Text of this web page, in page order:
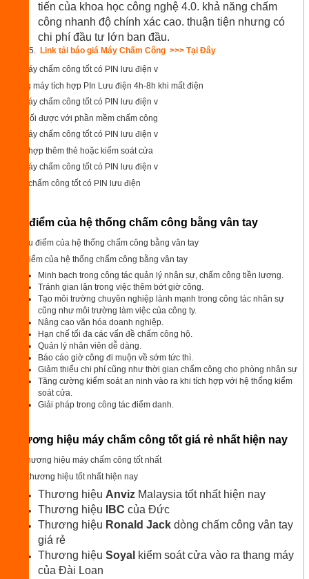
tiến của khoa học công nghệ 4.0. khả năng chấm
công nhanh độ chính xác cao. thuận tiện nhưng có
chi phí đầu tư lớn ban đầu.
Link tải báo giá Máy Chấm Công >>> Tại Đây
Dòng máy tích hợp PIn Lưu điện 4h-8h khi mất điện
Kết nối được với phần mềm chấm công
Tích hợp thêm thẻ hoặc kiểm soát cửa
Máy chấm công tốt có PIN lưu điện
Ưu điểm của hệ thống chấm công bằng vân tay
Ưu điểm của hệ thống chấm công bằng vân tay
Minh bạch trong công tác quản lý nhân sự, chấm công tiền lương.
Tránh gian lận trong việc thêm bớt giờ công.
Tạo môi trường chuyên nghiệp lành mạnh trong công tác nhân sự
cũng như môi trường làm việc của công ty.
Nâng cao văn hóa doanh nghiệp.
Hạn chế tối đa các vấn đề chấm công hộ.
Quản lý nhân viên dễ dàng.
Báo cáo giờ công đi muộn về sớm tức thì.
Giảm thiểu chi phí cũng như thời gian chấm công cho phòng nhân sự
Tăng cường kiểm soát an ninh vào ra khi tích hợp với hệ thống kiểm
soát cửa.
Giải pháp trong công tác điểm danh.
Thương hiệu máy chấm công tốt giá rẻ nhất hiện nay
Các thương hiệu tốt nhất hiện nay
Thương hiệu Anviz Malaysia tốt nhất hiện nay
Thương hiệu
IBC của Đức
Thương hiệu Ronald Jack dòng chấm công vân tay
giá rẻ
Thương hiệuSoyal kiểm soát cửa vào ra thang máy
của Đài Loan